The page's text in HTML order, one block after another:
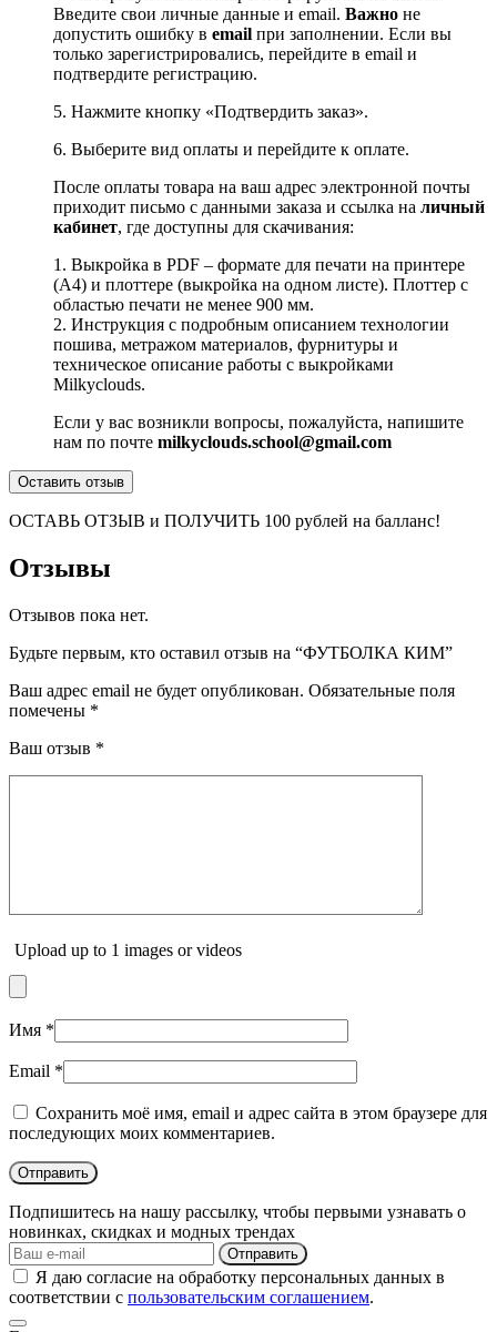
Введите свои личные данные и email. Важно не
допустить ошибку в email при заполнении. Если вы
только зарегистрировались, перейдите в email и
подтвердите регистрацию.
5. Нажмите кнопку «Подтвердить заказ».
6. Выберите вид оплаты и перейдите к оплате.
После оплаты товара на ваш адрес электронной почты
приходит письмо с данными заказа и ссылка на личный
кабинет, где доступны для скачивания:
1. Выкройка в PDF – формате для печати на принтере
(А4) и плоттере (выкройка на одном листе). Плоттер с
областью печати не менее 900 мм.
2. Инструкция с подробным описанием технологии
пошива, метражом материалов, фурнитуры и
техническое описание работы с выкройками
Milkyclouds.
Если у вас возникли вопросы, пожалуйста, напишите
нам по почте milkyclouds.school@gmail.com
Оставить отзыв
ОСТАВЬ ОТЗЫВ и ПОЛУЧИТЬ 100 рублей на балланс!
Отзывы
Отзывов пока нет.
Будьте первым, кто оставил отзыв на “ФУТБОЛКА КИМ”
Ваш адрес email не будет опубликован. Обязательные поля
помечены *
Ваш отзыв *
Upload up to 1 images or videos
Имя *
Email *
Сохранить моё имя, email и адрес сайта в этом браузере для
последующих моих комментариев.
Подпишитесь на нашу рассылку, чтобы первыми узнавать о
новинках, скидках и модных трендах
Отправить
Я даю согласие на обработку персональных данных в
соответствии с пользовательским соглашением.